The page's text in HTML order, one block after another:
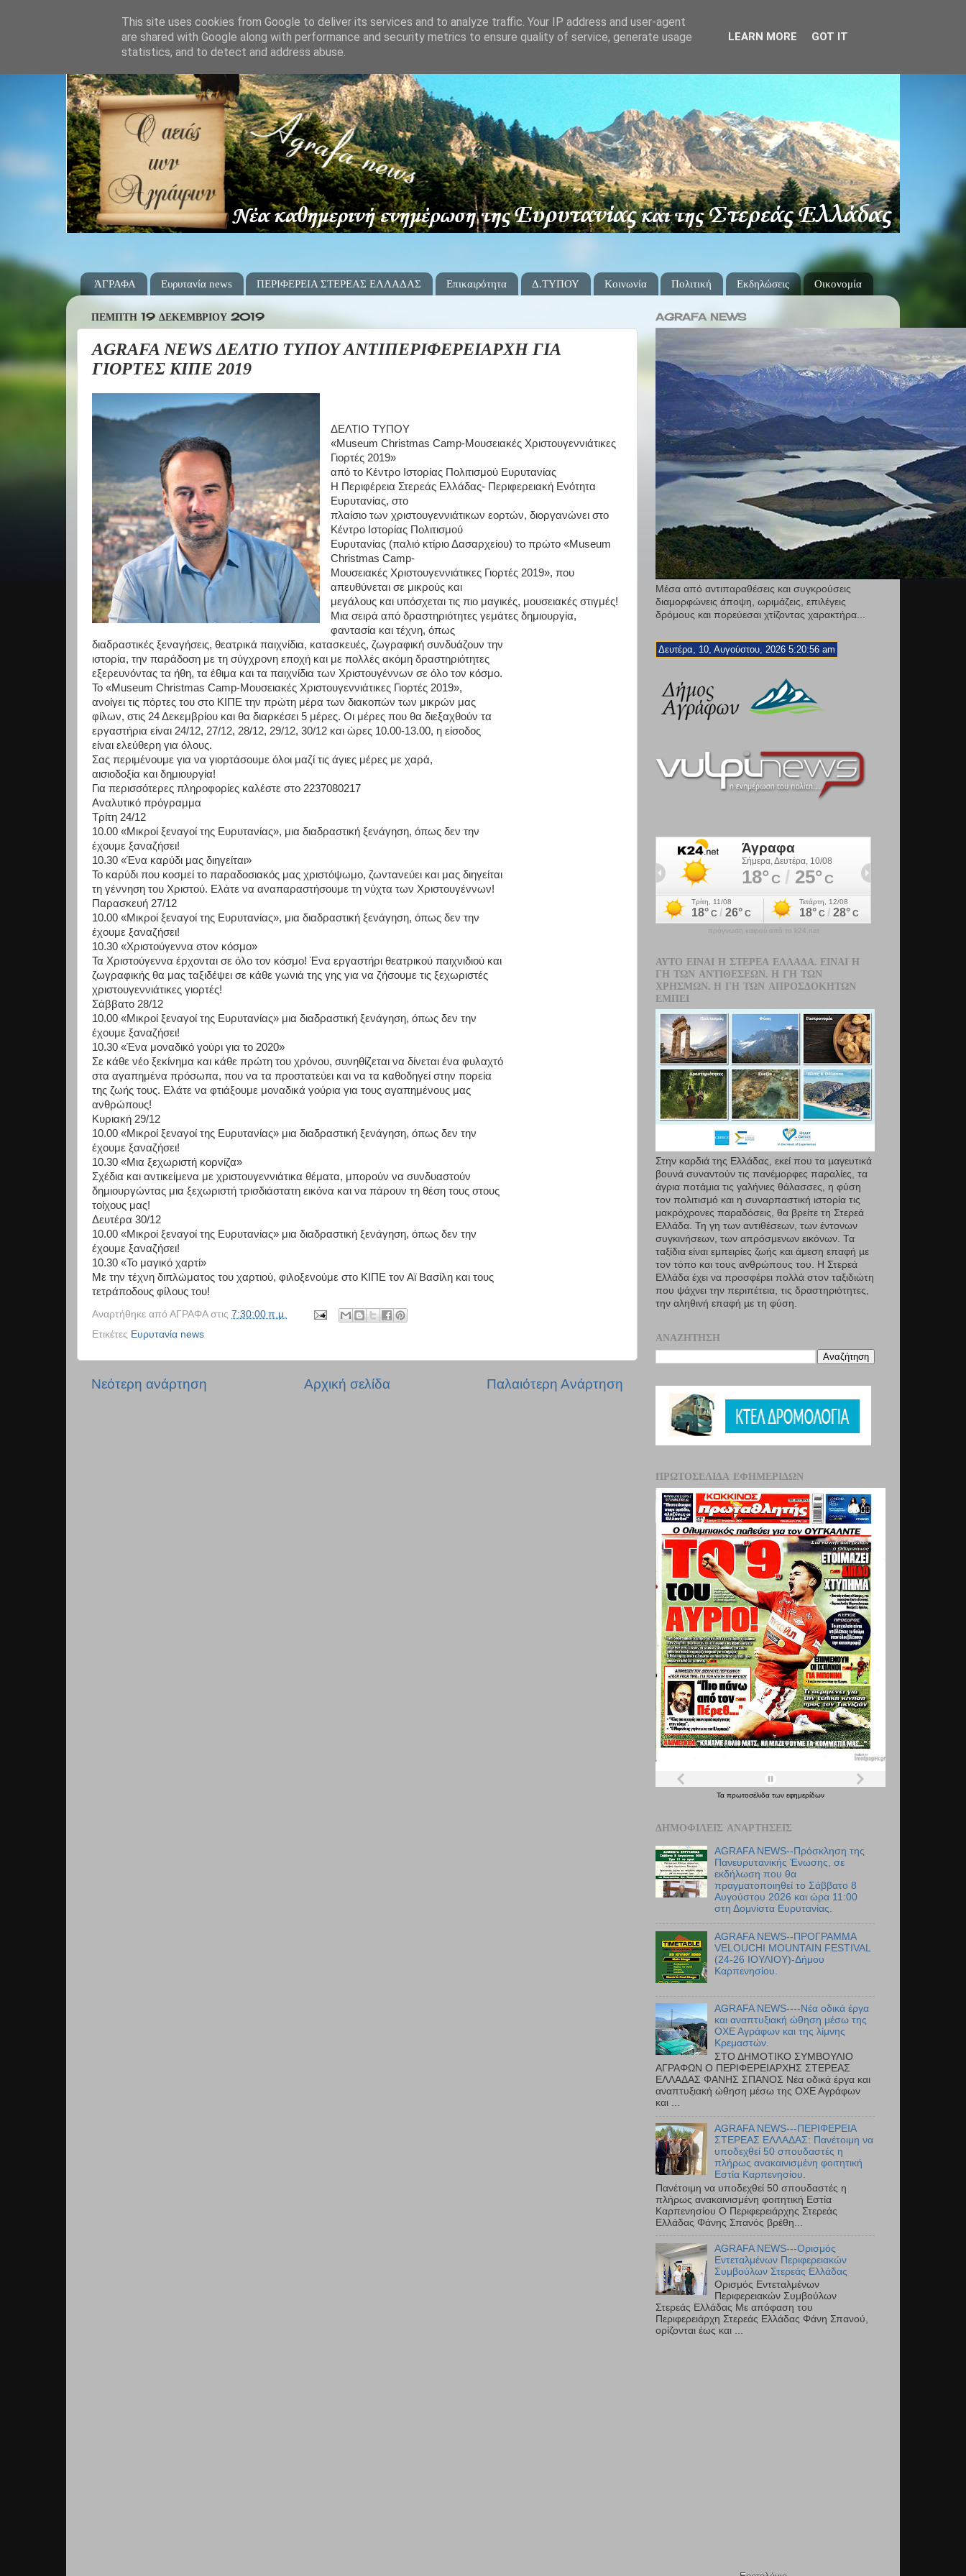
ΆΓΡΑΦΑ Ευρυτανία news ΠΕΡΙΦΕΡΕΙΑ ΣΤΕΡΕΑΣ ΕΛΛΑΔΑΣ Επικαιρότητα Δ.ΤΥΠΟΥ Κοινωνία Πολιτική Εκδηλώσεις Οικονομία
ΠΈΜΠΤΗ 19 ΔΕΚΕΜΒΡΊΟΥ 2019
AGRAFA NEWS ΔΕΛΤΙΟ ΤΥΠΟΥ ΑΝΤΙΠΕΡΙΦΕΡΕΙΑΡΧΗ ΓΙΑ
ΓΙΟΡΤΕΣ ΚΙΠΕ 2019
ΔΕΛΤΙ Ο ΤΥΠΟΥ
«Museum Christmas Camp-Μουσειακές Χριστουγεννιάτικες
Γιορτές 2019»
από το Κέντρο Ιστορίας Πολιτισμού Ευρυτανίας
Η Περιφέρεια Στερεάς Ελλάδας- Περιφερειακή Ενότητα
Ευρυτανίας, στο
πλαίσιο των χριστουγεννιάτικων εορτών, διοργανώνει στο
ΚέντροΙστορίας Πολιτισμού
Ευρυτανίας (παλιό κτίριοΔασαρχείου) το πρώτο «Museum
Christmas Camp-
Μουσειακές Χριστουγεννιάτικες Γιορτές 2019», που
απευθύνεται σε μικρούς και
μεγάλους και υπόσχεται τις πιο μαγικές, μουσειακές στιγμές!
Μια σειρά από δραστηριότητες γεμάτες δημιουργία,
φαντασία και τέχνη, όπως
διαδραστικές ξεναγήσεις, θεατρικά παιχνίδια, κατασκευές, ζωγραφική συνδυάζουν την
ιστορία, την παράδοση με τη σύγχρονη εποχή και με πολλές ακόμη δραστηριότητες
εξερευνόντας τα ήθη, τα έθιμα και τα παιχνίδια των Χριστουγέννων σε όλο τον κόσμο.
Το «Museum Christmas Camp-Μουσειακές Χριστουγεννιάτικες Γιορτές 2019»,
ανοίγει τις πόρτες του στο ΚΙΠΕ την πρώτη μέρα των διακοπών των μικρών μας
φίλων, στις 24Δεκεμβρίου και θα διαρκέσει 5 μέρες. Οι μέρες που θα διεξαχθούν τα
εργαστήρια είναι 24/12, 27/12, 28/12, 29/12, 30/12 και ώρες 10.00-13.00, η είσοδος
είναι ελεύθερη για όλους.
Σας περιμένουμε για να γιορτάσουμε όλοι μαζί τις άγιες μέρες με χαρά,
αισιοδοξία και δημιουργία!
Για περισσότερες πληροφορίες καλέστε στο 2237080217
Αναλυτικό πρόγραμμα
Τρίτη 24/12
10.00 «Μικροί ξεναγοί της Ευρυτανίας», μια διαδραστική ξενάγηση, όπως δεν την
έχουμε ξαναζήσει!
10.30 «Ένα καρύδι μας διηγείται»
Το καρύδι που κοσμεί το παραδοσιακός μας χριστόψωμο, ζωντανεύει και μας διηγείται
τη γέννηση του Χριστού. Ελάτε να αναπαραστήσουμε τη νύχτα των Χριστουγέννων!
Παρασκευή 27/12
10.00 «Μικροί ξεναγοί της Ευρυτανίας», μια διαδραστική ξενάγηση, όπως δεν την
έχουμε ξαναζήσει!
10.30 «Χριστούγεννα στον κόσμο»
Τα Χριστούγεννα έρχονται σε όλο τον κόσμο! Ένα εργαστήρι θεατρικού παιχνιδιού και
ζωγραφικής θα μας ταξιδέψει σε κάθε γωνιά της γης για να ζήσουμε τις ξεχωριστές
χριστουγεννιάτικες γιορτές!
Σάββατο 28/12
10.00 «Μικροί ξεναγοί της Ευρυτανίας» μια διαδραστική ξενάγηση, όπως δεν την
έχουμε ξαναζήσει!
10.30 «Ένα μοναδικό γούρι για το 2020»
Σε κάθε νέο ξεκίνημα και κάθε πρώτη του χρόνου, συνηθίζεται να δίνεται ένα φυλαχτό
στα αγαπημένα πρόσωπα, που να τα προστατεύει και να τα καθοδηγεί στην πορεία
της ζωής τους. Ελάτε να φτιάξουμε μοναδικά γούρια για τους αγαπημένους μας
ανθρώπους!
Κυριακή 29/12
10.00 «Μικροί ξεναγοί της Ευρυτανίας» μια διαδραστική ξενάγηση, όπως δεν την
έχουμε ξαναζήσει!
10.30 «Μια ξεχωριστή κορνίζα»
Σχέδια και αντικείμενα με χριστουγεννιάτικα θέματα, μπορούν να συνδυαστούν
δημιουργώντας μια ξεχωριστή τρισδιάστατη εικόνα και να πάρουν τη θέση τους στους
τοίχους μας!
Δευτέρα 30/12
10.00 «Μικροί ξεναγοί της Ευρυτανίας» μια διαδραστική ξενάγηση, όπως δεν την
έχουμε ξαναζήσει!
10.30 «Το μαγικό χαρτί»
Με την τέχνη διπλώματος του χαρτιού, φιλοξενούμε στο ΚΙΠΕ τον Αϊ Βασίλη και τους
τετράποδους φίλους του!
Αναρτήθηκε από ΑΓΡΑΦΑ στις 7:30:00 π.μ.
Ετικέτες Ευρυτανία news
Νεότερη ανάρτηση Παλαιότερη Ανάρτηση
Αρχική σελίδα
AGRAFA NEWS
Μέσα από αντιπαραθέσεις και συγκρούσεις
διαμορφώνεις άποψη, ωριμάζεις, επιλέγεις
δρόμους και πορεύεσαι χτίζοντας χαρακτήρα...
Δευτέρα, 10, Αυγούστου, 2026 5:20:58 am
πρόγνωση καιρού από το k24.net
ΑΥΤΌ ΕΊΝΑΙ Η ΣΤΕΡΕΆ ΕΛΛΆΔΑ. ΕΊΝΑΙ Η
ΓΗ ΤΩΝ ΑΝΤΙΘΈΣΕΩΝ. Η ΓΗ ΤΩΝ
ΧΡΗΣΜΏΝ. Η ΓΗ ΤΩΝ ΑΠΡΟΣΔΌΚΗΤΩΝ
ΕΜΠΕΙ
Στην καρδιά της Ελλάδας, εκεί που τα µαγευτικά
βουνά συναντούν τις πανέμορφες παραλίες, τα
άγρια ποτάμια τις γαλήνιες θάλασσες, η φύση
τον πολιτισμό και η συναρπαστική ιστορία τις
μακρόχρονες παραδόσεις, θα βρείτε τη Στερεά
Ελλάδα. Τη γη των αντιθέσεων, των έντονων
συγκινήσεων, των απρόσμενων εικόνων. Τα
ταξίδια είναι εμπειρίες ζωής και άμεση επαφή µε
τον τόπο και τους ανθρώπους του. Η Στερεά
Ελλάδα έχει να προσφέρει πολλά στον ταξιδιώτη
που ψάχνει την περιπέτεια, τις δραστηριότητες,
την αληθινή επαφή µε τη φύση.
ΑΝΑΖΉΤΗΣΗ
ΠΡΩΤΟΣΈΛΙΔΑ ΕΦΗΜΕΡΊΔΩΝ
Τα πρωτοσέλιδα των εφημερίδων
ΔΗΜΟΦΙΛΕΊΣ ΑΝΑΡΤΉΣΕΙΣ
AGRAFA NEWS--Πρόσκληση της
Πανευρυτανικής Ένωσης, σε
εκδήλωση που θα
πραγματοποιηθεί το Σάββατο 8
Αυγούστου 2026 και ώρα 11:00
στη Δομνίστα Ευρυτανίας.
AGRAFA NEWS--ΠΡΟΓΡΑΜΜΑ
VELOUCHI MOUNTAIN FESTIVAL
(24-26 ΙΟΥΛΙΟΥ)-Δήμου
Καρπενησίου.
AGRAFA NEWS----Νέα οδικά έργα
και αναπτυξιακή ώθηση μέσω της
ΟΧΕ Αγράφων και της λίμνης
Κρεμαστών.
ΣΤΟ ΔΗΜΟΤΙΚΟ ΣΥΜΒΟΥΛΙΟ
ΑΓΡΑΦΩΝ Ο ΠΕΡΙΦΕΡΕΙΑΡΧΗΣ ΣΤΕΡΕΑΣ
ΕΛΛΑΔΑΣ ΦΑΝΗΣ ΣΠΑΝΟΣ Νέα οδικά έργα και
αναπτυξιακή ώθηση μέσω της ΟΧΕ Αγράφων
και ...
AGRAFA NEWS---ΠΕΡΙΦΕΡΕΙΑ
ΣΤΕΡΕΑΣ ΕΛΛΑΔΑΣ: Πανέτοιμη να
υποδεχθεί 50 σπουδαστές η
πλήρως ανακαινισμένη φοιτητική
Εστία Καρπενησίου.
Πανέτοιμη να υποδεχθεί 50 σπουδαστές η
πλήρως ανακαινισμένη φοιτητική Εστία
Καρπενησίου Ο Περιφερειάρχης Στερεάς
Ελλάδας Φάνης Σπανός βρέθη...
AGRAFA NEWS---Ορισμός
Εντεταλμένων Περιφερειακών
Συμβούλων Στερεάς Ελλάδας
Ορισμός Εντεταλμένων
Περιφερειακών Συμβούλων
Στερεάς Ελλάδας Με απόφαση του
Περιφερειάρχη Στερεάς Ελλάδας Φάνη Σπανού,
ορίζονται έως και ...
This site uses cookies from Google to deliver its services and to analyze traffic. Your IP address and user-agent
are shared with Google along with performance and security metrics to ensure quality of service, generate usage
statistics, and to detect and address abuse.
LEARN MORE GOT IT